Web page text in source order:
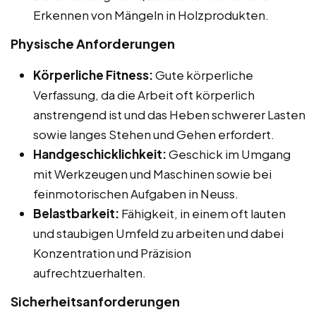
Erkennen von Mängeln in Holzprodukten.
Physische Anforderungen
Körperliche Fitness:Gute körperliche
Verfassung, da die Arbeit oft körperlich
anstrengend ist und das Heben schwerer Lasten
sowie langes Stehen und Gehen erfordert.
Handgeschicklichkeit:Geschick im Umgang
mit Werkzeugen und Maschinen sowie bei
feinmotorischen Aufgaben in Neuss.
Belastbarkeit: Fähigkeit, in einem oft lauten
und staubigen Umfeld zu arbeiten und dabei
Konzentration und Präzision
aufrechtzuerhalten.
Sicherheitsanforderungen